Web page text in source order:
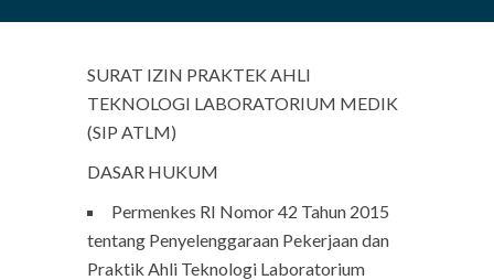
SURAT IZIN PRAKTEK AHLI
TEKNOLOGI LABORATORIUM MEDIK
(SIP ATLM)
DASAR HUKUM
Permenkes RI Nomor 42 Tahun 2015
tentang Penyelenggaraan Pekerjaan dan
Praktik Ahli Teknologi Laboratorium